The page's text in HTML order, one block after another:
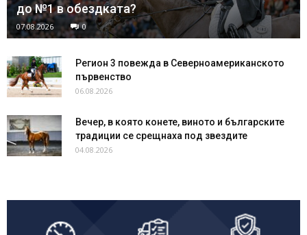
до №1 в обездката?
07.08.2026 0
Регион 3 повежда в Северноамериканското
първенство
06.08.2026
Вечер, в която конете, виното и българските
традиции се срещнаха под звездите
04.08.2026